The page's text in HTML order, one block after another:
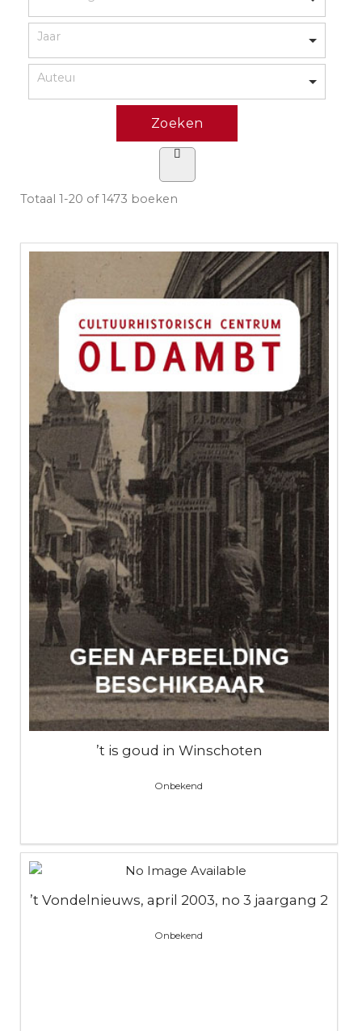
Totaal 1-20 of 1473 boeken
’t is goud in Winschoten
Onbekend
’t Vondelnieuws, april 2003, no 3 jaargang 2
Onbekend